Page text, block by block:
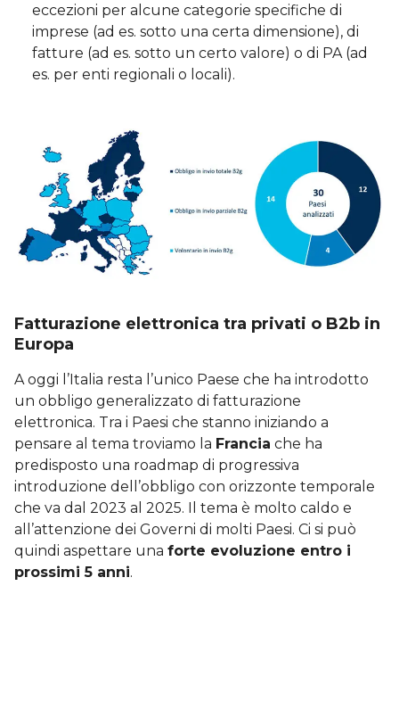
eccezioni per alcune categorie specifiche di
imprese (ad es. sotto una certa dimensione), di
fatture (ad es. sotto un certo valore) o di PA (ad
es. per enti regionali o locali).
Fatturazione elettronica tra privati o B2b in
Europa
A oggi l’Italia resta l’unico Paese che ha introdotto
un obbligo generalizzato di fatturazione
elettronica. Tra i Paesi che stanno iniziando a
pensare al tema troviamo la Francia che ha
predisposto una roadmap di progressiva
introduzione dell’obbligo con orizzonte temporale
che va dal 2023 al 2025. Il tema è molto caldo e
all’attenzione dei Governi di molti Paesi. Ci si può
quindi aspettare una forte evoluzione entro i
prossimi 5 anni.